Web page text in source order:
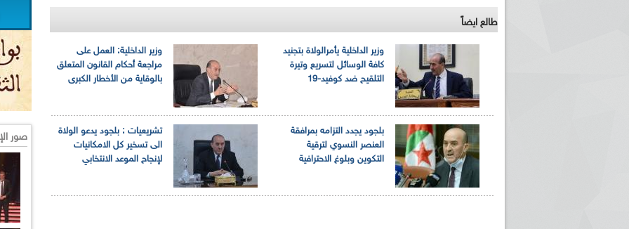
طالع ايضاً
وزير الداخلية: العمل على
مراجعة أحكام القانون المتعلق
بالوقاية من الأخطار الكبرى
وزير الداخلية يأمرالولاة بتجنيد
كافة الوسائل لتسريع وتيرة
التلقيح ضد كوفيد-19
تشريعيات : بلجود يدعو الولاة
الى تسخير كل الامكانيات
لإنجاح الموعد الانتخابي
بلجود يجدد التزامه بمرافقة
العنصر النسوي لترقية
التكوين وبلوغ الاحترافية
صور